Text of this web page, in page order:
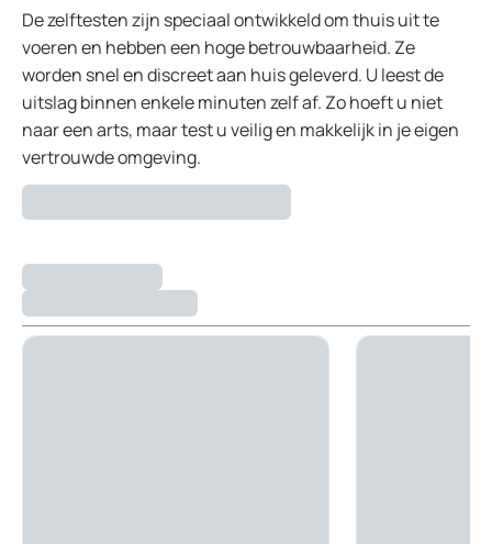
De zelftesten zijn speciaal ontwikkeld om thuis uit te
voeren en hebben een hoge betrouwbaarheid. Ze
worden snel en discreet aan huis geleverd. U leest de
uitslag binnen enkele minuten zelf af. Zo hoeft u niet
naar een arts, maar test u veilig en makkelijk in je eigen
vertrouwde omgeving.